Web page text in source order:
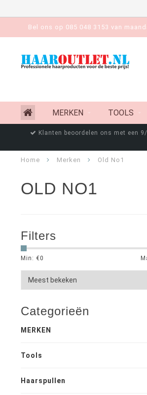
Bel ons op 085 048 3153 van
MERKEN TOOLS
Klanten beoordelen ons met een
Home Merken Old No1
OLD NO1
Filters
Min: €0
Categorieën
MERKEN
Tools
Haarspullen